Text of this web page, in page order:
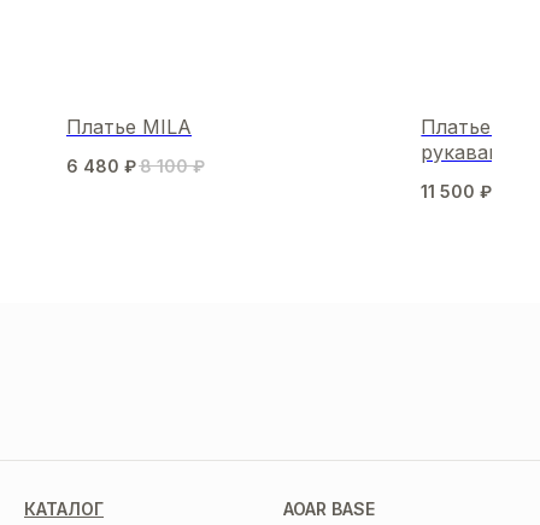
Платье MILA
6 480 ₽8 100 ₽
Платье-
рукавами
11 500 ₽
КАТАЛОГ AOAR BASE